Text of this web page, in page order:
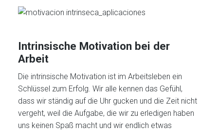
Intrinsische Motivation bei der
Arbeit
Die intrinsische Motivation ist im Arbeitsleben ein
Schlüssel zum Erfolg. Wir alle kennen das Gefühl,
dass wir ständig auf die Uhr gucken und die Zeit nicht
vergeht, weil die Aufgabe, die wir zu erledigen haben
uns keinen Spaß macht und wir endlich etwas